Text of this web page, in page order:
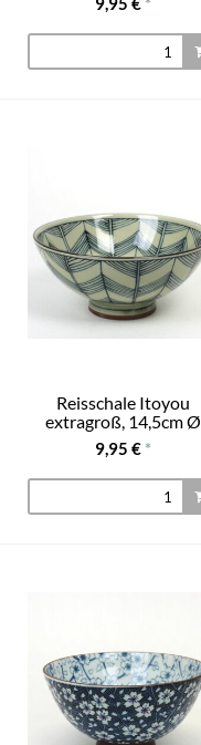
Reisschale Itoyou
extragroß, 14,5cm Ø
9,95 € *